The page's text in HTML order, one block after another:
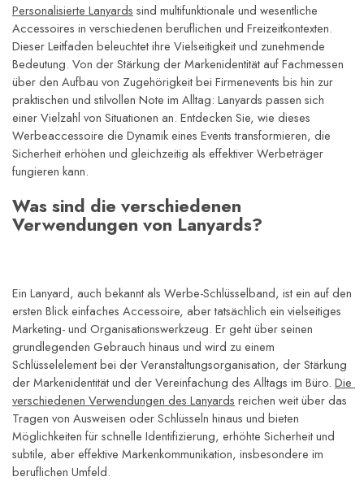
Personalisierte Lanyards sind multifunktionale und wesentliche
Accessoires in verschiedenen beruflichen und Freizeitkontexten.
Dieser Leitfaden beleuchtet ihre Vielseitigkeit und zunehmende
Bedeutung. Von der Stärkung der Markenidentität auf Fachmessen
über den Aufbau von Zugehörigkeit bei Firmenevents bis hin zur
praktischen und stilvollen Note im Alltag: Lanyards passen sich
einer Vielzahl von Situationen an. Entdecken Sie, wie dieses
Werbeaccessoire die Dynamik eines Events transformieren, die
Sicherheit erhöhen und gleichzeitig als effektiver Werbeträger
fungieren kann.
Was sind die verschiedenen
Verwendungen von Lanyards?
Ein Lanyard, auch bekannt als Werbe-Schlüsselband, ist ein auf den
ersten Blick einfaches Accessoire, aber tatsächlich ein vielseitiges
Marketing- und Organisationswerkzeug. Er geht über seinen
grundlegenden Gebrauch hinaus und wird zu einem
Schlüsselelement bei der Veranstaltungsorganisation, der Stärkung
der Markenidentität und der Vereinfachung des Alltags im Büro. Die
verschiedenen Verwendungen des Lanyards reichen weit über das
Tragen von Ausweisen oder Schlüsseln hinaus und bieten
Möglichkeiten für schnelle Identifizierung, erhöhte Sicherheit und
subtile, aber effektive Markenkommunikation, insbesondere im
beruflichen Umfeld.